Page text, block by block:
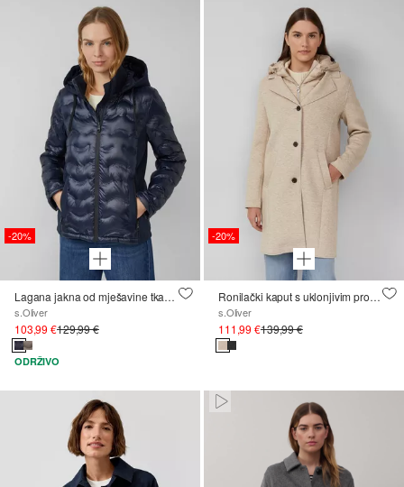
-20%
Lagana jakna od mješavine tkanina s odvojivom kapuljačom
s.Oliver
103,99 €129,99 €
ODRŽIVO
-20%
Ronilački kaput s uklonjivim prošivenim umetkom
s.Oliver
111,99 €139,99 €
Paused • Muted